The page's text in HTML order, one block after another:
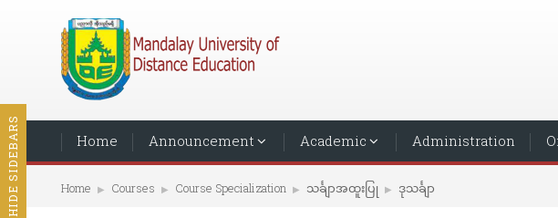
Home Announcement Academic Administration
Home ▶︎ Courses ▶︎ Course Specialization ▶︎ သင်္ချာအထူးပြု ▶︎ ဒုသင်္ချာ
HIDE SIDEBARS